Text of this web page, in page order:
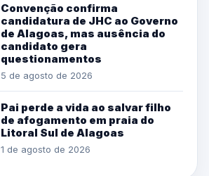
Convenção confirma
candidatura de JHC ao Governo
de Alagoas, mas ausência do
candidato gera
questionamentos
5 de agosto de 2026
Pai perde a vida ao salvar filho
de afogamento em praia do
Litoral Sul de Alagoas
1 de agosto de 2026